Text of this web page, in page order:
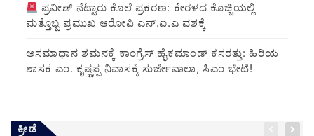
ಪ್ರವೀಣ್ ನೆಟ್ಟಾರು ಕೊಲೆ ಪ್ರಕರಣ: ಕೇರಳದ ಕೊಚ್ಚಿಯಲ್ಲಿ
ಮತ್ತೊಬ್ಬ ಪ್ರಮುಖ ಆರೋಪಿ ಎನ್.ಐ.ಎ ವಶಕ್ಕೆ
ಅಸಮಾಧಾನ ಶಮನಕ್ಕೆ ಕಾಂಗ್ರೆಸ್ ಹೈಕಮಾಂಡ್ ಕಸರತ್ತು: ಹಿರಿಯ
ಶಾಸಕ ಎಂ. ಕೃಷ್ಣಪ್ಪ ನಿವಾಸಕ್ಕೆ ಸುರ್ಜೇವಾಲಾ, ಸಿಎಂ ಭೇಟಿ!
ಕ್ರೀಡೆ